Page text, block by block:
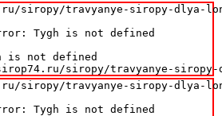
siropy/travyanye-siropy-dlya-
Tygh is not defined
is not defined
siropy/travyanye-
siropy/travyanye-siropy-dlya-
Tygh is not defined